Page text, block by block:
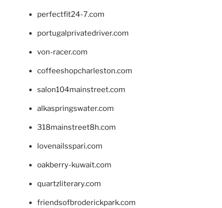
perfectfit24-7.com
portugalprivatedriver.com
von-racer.com
coffeeshopcharleston.com
salon104mainstreet.com
alkaspringswater.com
318mainstreet8h.com
lovenailsspari.com
oakberry-kuwait.com
quartzliterary.com
friendsofbroderickpark.com